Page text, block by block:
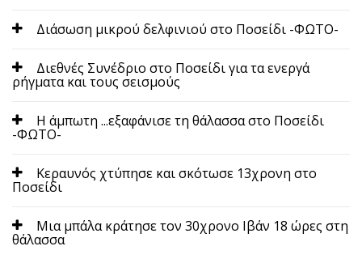
Διάσωση μικρού δελφινιού στο Ποσείδι -ΦΩΤΟ-
Διεθνές Συνέδριο στο Ποσείδι για τα ενεργά
ρήγματα και τους σεισμούς
Η άμπωτη ...εξαφάνισε τη θάλασσα στο Ποσείδι
-ΦΩΤΟ-
Κεραυνός χτύπησε και σκότωσε 13χρονη στο
Ποσείδι
Μια μπάλα κράτησε τον 30χρονο Ιβάν 18 ώρες στη
θάλασσα